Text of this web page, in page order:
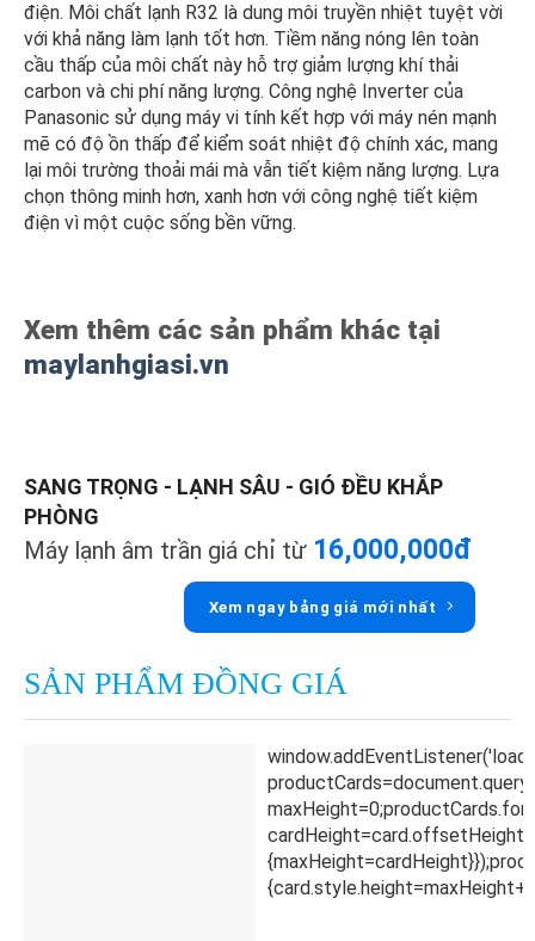
điện. Môi chất lạnh R32 là dung môi truyền nhiệt tuyệt vời
với khả năng làm lạnh tốt hơn. Tiềm năng nóng lên toàn
cầu thấp của môi chất này hỗ trợ giảm lượng khí thải
carbon và chi phí năng lượng. Công nghệ Inverter của
Panasonic sử dụng máy vi tính kết hợp với máy nén mạnh
mẽ có độ ồn thấp để kiểm soát nhiệt độ chính xác, mang
lại môi trường thoải mái mà vẫn tiết kiệm năng lượng. Lựa
chọn thông minh hơn, xanh hơn với công nghệ tiết kiệm
điện vì một cuộc sống bền vững.
Xem thêm các sản phẩm khác tại
maylanhgiasi.vn
SANG TRỌNG - LẠNH SÂU - GIÓ ĐỀU KHẮP
PHÒNG
Máy lạnh âm trần giá chỉ từ 16,000,000đ
Xem ngay bảng giá mới nhất
SẢN PHẨM ĐỒNG GIÁ